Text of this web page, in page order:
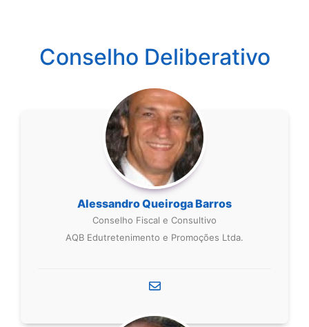
Conselho Deliberativo
Alessandro Queiroga Barros
Conselho Fiscal e Consultivo
AQB Edutretenimento e Promoções Ltda.